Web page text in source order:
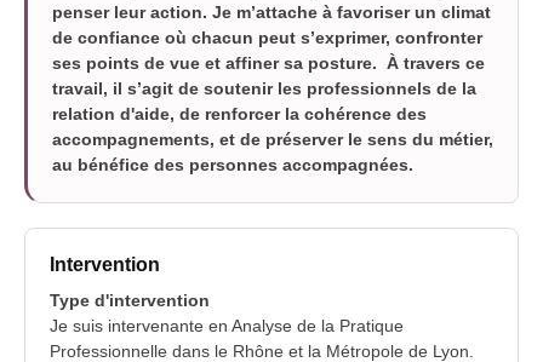
penser leur action. Je m’attache à favoriser un climat
de confiance où chacun peut s’exprimer, confronter
ses points de vue et affiner sa posture. À travers ce
travail, il s’agit de soutenir les professionnels de la
relation d'aide, de renforcer la cohérence des
accompagnements, et de préserver le sens du métier,
au bénéfice des personnes accompagnées.
Intervention
Type d'intervention
Je suis intervenante en Analyse de la Pratique
Professionnelle dans le Rhône et la Métropole de Lyon.